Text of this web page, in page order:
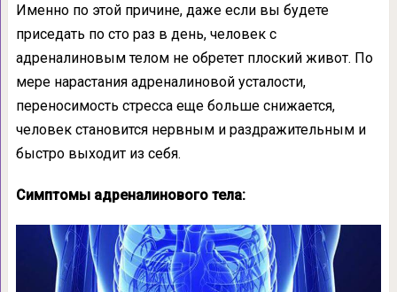
Именно по этой причине, даже если вы будете
приседать по сто раз в день, человек с
адреналиновым телом не обретет плоский живот. По
мере нарастания адреналиновой усталости,
переносимость стресса еще больше снижается,
человек становится нервным и раздражительным и
быстро выходит из себя.
Симптомы адреналинового тела: